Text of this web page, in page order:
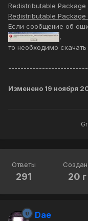
Redistributable Package
Redistributable Package
Если сообщение об
,
то необходимо скачать
Изменено 19 ноября
Ответы
291 20 г
Dae